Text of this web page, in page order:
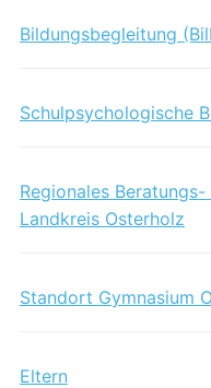
Bildungsbegleitung
Schulpsychologische
Regionales
Landkreis Osterholz
Standort Gymnasium
Eltern